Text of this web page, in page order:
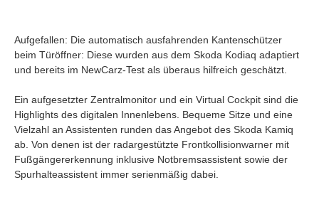
Aufgefallen: Die automatisch ausfahrenden Kantenschützer
beim Türöffner: Diese wurden aus dem Skoda Kodiaq adaptiert
und bereits im NewCarz-Test als überaus hilfreich geschätzt.
Ein aufgesetzter Zentralmonitor und ein Virtual Cockpit sind die
Highlights des digitalen Innenlebens. Bequeme Sitze und eine
Vielzahl an Assistenten runden das Angebot des Skoda Kamiq
ab. Von denen ist der radargestützte Frontkollisionwarner mit
Fußgängererkennung inklusive Notbremsassistent sowie der
Spurhalteassistent immer serienmäßig dabei.